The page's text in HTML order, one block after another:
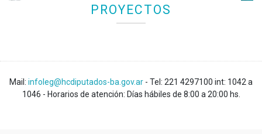
PROYECTOS
Mail: infoleg@hcdiputados-ba.gov.ar - Tel: 221 4297100 int: 1042 a
1046 - Horarios de atención: Días hábiles de 8:00 a 20:00 hs.